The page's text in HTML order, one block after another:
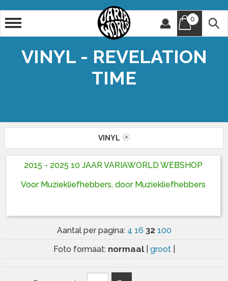
0
VINYL - REVELATION
TIME
VINYL
2015 - 2025 10 JAAR VARIAWORLD WEBSHOP
Voor Muziekliefhebbers, door Muziekliefhebbers
Aantal per pagina: 4 16 32 100
Foto formaat: normaal groot